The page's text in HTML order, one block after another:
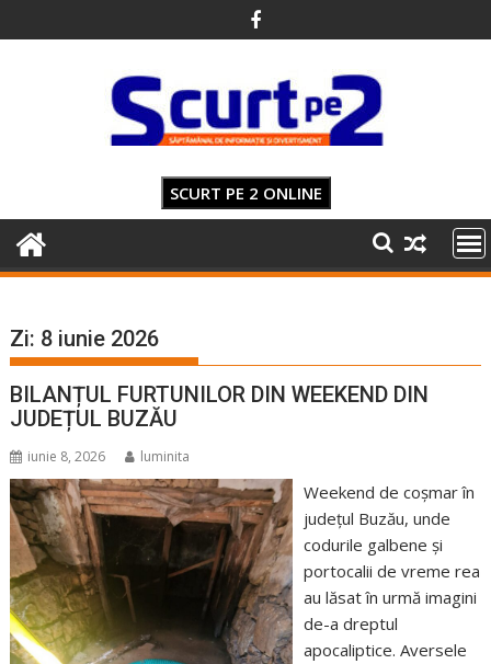
to
SCURT PE 2 ONLINE
Zi: 8 iunie 2026
BILANȚUL FURTUNILOR DIN WEEKEND DIN
JUDEȚUL BUZĂU
iunie 8, 2026 luminita
Weekend de coșmar în
județul Buzău, unde
codurile galbene și
portocalii de vreme rea
au lăsat în urmă imagini
de-a dreptul
apocaliptice. Aversele